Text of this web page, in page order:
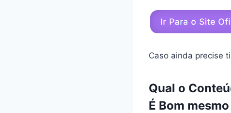
Caso ainda precise
Qual o
É Bom